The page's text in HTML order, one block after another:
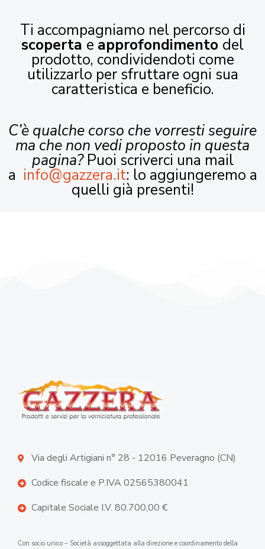
Ti accompagniamo nel percorso di
scoperta e approfondimento del
prodotto, condividendoti come
utilizzarlo per sfruttare ogni sua
caratteristica e beneficio.
C’è qualche corso che vorresti seguire
ma che non vedi proposto in questa
pagina?Puoi scriverci una mail
a info@gazzera.it: lo aggiungeremo a
quelli già presenti!
Via degli Artigiani n° 28 - 12016 Peveragno (CN)
Codice fiscale e P.IVA 02565380041
Capitale Sociale I.V. 80.700,00 €
Con socio unico – Società assoggettata alla direzione e coordinamento della